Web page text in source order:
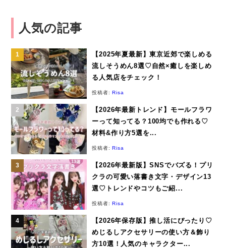
人気の記事
【2025年夏最新】東京近郊で楽しめる
流しそうめん8選♡自然×癒しを楽しめ
る人気店をチェック！
投稿者:Risa
【2026年最新トレンド】モールフラワ
ーって知ってる？100均でも作れる♡
材料&作り方5選を...
投稿者:Risa
【2026年最新版】SNSでバズる！プリ
クラの可愛い落書き文字・デザイン13
選♡トレンドやコツもご紹...
投稿者:Risa
【2026年保存版】推し活にぴったり♡
めじるしアクセサリーの使い方＆飾り
方10選！人気のキャラクター...